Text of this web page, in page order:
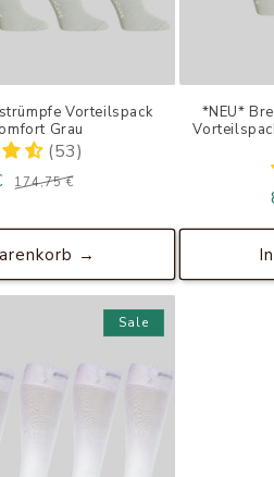
Vorteilspack
Grau
(53)
174,75 €
→
*NEU*
Sale